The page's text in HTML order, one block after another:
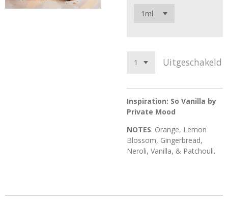
Uitgeschakeld
Inspiration: So Vanilla by
Private Mood
NOTES: Orange, Lemon
Blossom, Gingerbread,
Neroli, Vanilla, & Patchouli.